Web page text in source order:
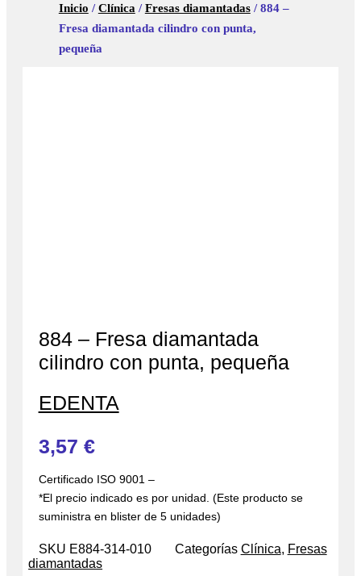
Inicio /Clínica /Fresas diamantadas/ 884 –
Fresa diamantada cilindro con punta,
pequeña
884 – Fresa diamantada
cilindro con punta, pequeña
EDENTA
3,57 €
Certificado ISO 9001 –
*El precio indicado es por unidad. (Este producto se
suministra en blister de 5 unidades)
SKU E884-314-010 Categorías Clínica, Fresas
diamantadas